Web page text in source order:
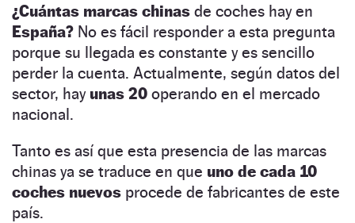
¿Cuántas marcas chinas de coches hay en
España? No es fácil responder a esta pregunta
porque su llegada es constante y es sencillo
perder la cuenta. Actualmente, según datos del
sector, hay unas 20 operando en el mercado
nacional.
Tanto es así que esta presencia de las marcas
chinas ya se traduce en que uno de cada 10
coches nuevos procede de fabricantes de este
país.